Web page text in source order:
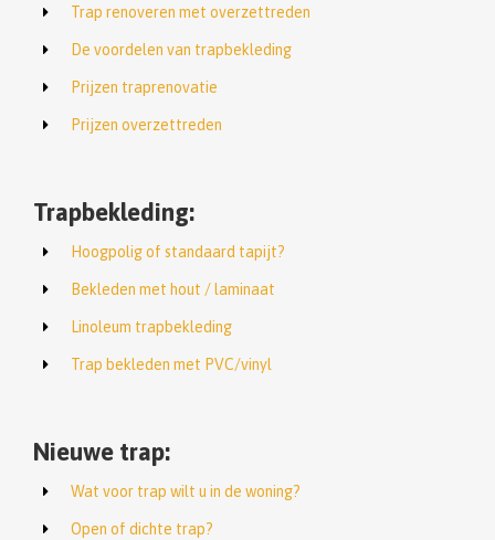
Trap renoveren met overzettreden
De voordelen van trapbekleding
Prijzen traprenovatie
Prijzen overzettreden
Trapbekleding:
Hoogpolig of standaard tapijt?
Bekleden met hout / laminaat
Linoleum trapbekleding
Trap bekleden met PVC/vinyl
Nieuwe trap:
Wat voor trap wilt u in de woning?
Open of dichte trap?